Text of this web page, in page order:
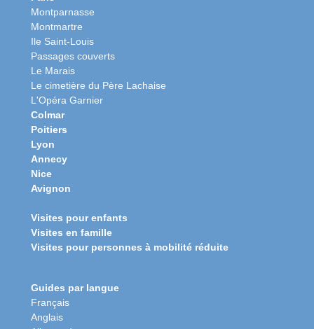
Montparnasse
Montmartre
Ile Saint-Louis
Passages couverts
Le Marais
Le cimetière du Père Lachaise
L'Opéra Garnier
Colmar
Poitiers
Lyon
Annecy
Nice
Avignon
Visites pour enfants
Visites en famille
Visites pour personnes à mobilité réduite
Guides par langue
Français
Anglais